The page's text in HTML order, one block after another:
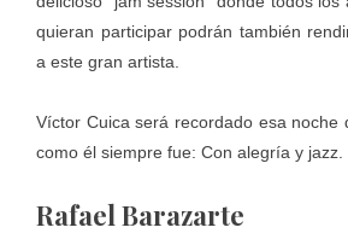
quieran participar podrán también
a este gran artista.
Víctor Cuica será recordado esa noche
como él siempre fue: Con alegría y jazz.
Rafael Barazarte